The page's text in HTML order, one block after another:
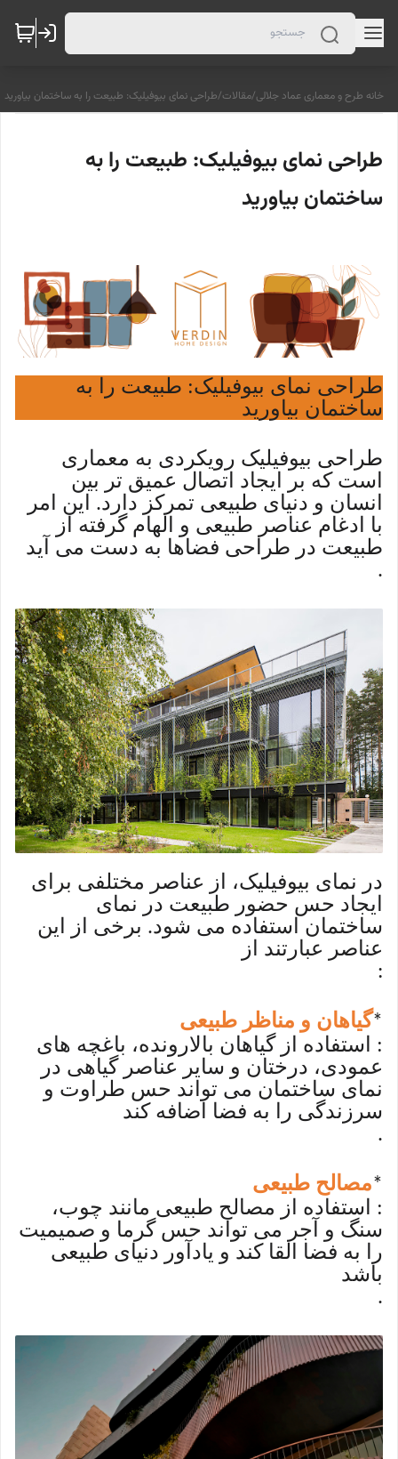
خانه طرح و معماری عماد جلالی/مقالات/طراحی نمای بیوفیلیک: طبیعت را به ساختمان بیاورید
طراحی نمای بیوفیلیک: طبیعت را به
ساختمان بیاورید
طراحی نمای بیوفیلیک: طبیعت را به
ساختمان بیاورید
طراحی بیوفیلیک رویکردی به معماری
است که بر ایجاد اتصال عمیق تر بین
انسان و دنیای طبیعی تمرکز دارد. این امر
با ادغام عناصر طبیعی و الهام گرفته از
طبیعت در طراحی فضاها به دست می آید
.
در نمای بیوفیلیک، از عناصر مختلفی برای
ایجاد حس حضور طبیعت در نمای
ساختمان استفاده می شود. برخی از این
عناصر عبارتند از
:
*گیاهان و مناظر طبیعی
: استفاده از گیاهان بالارونده، باغچه های
عمودی، درختان و سایر عناصر گیاهی در
نمای ساختمان می تواند حس طراوت و
سرزندگی را به فضا اضافه کند
.
*مصالح طبیعی
: استفاده از مصالح طبیعی مانند چوب،
سنگ و آجر می تواند حس گرما و صمیمیت
را به فضا القا کند و یادآور دنیای طبیعی
باشد
.